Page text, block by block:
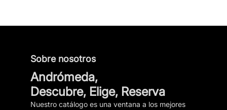
Sobre nosotros
Andrómeda,
Descubre, Elige, Reserva
Nuestro catálogo es una ventana a los mejores